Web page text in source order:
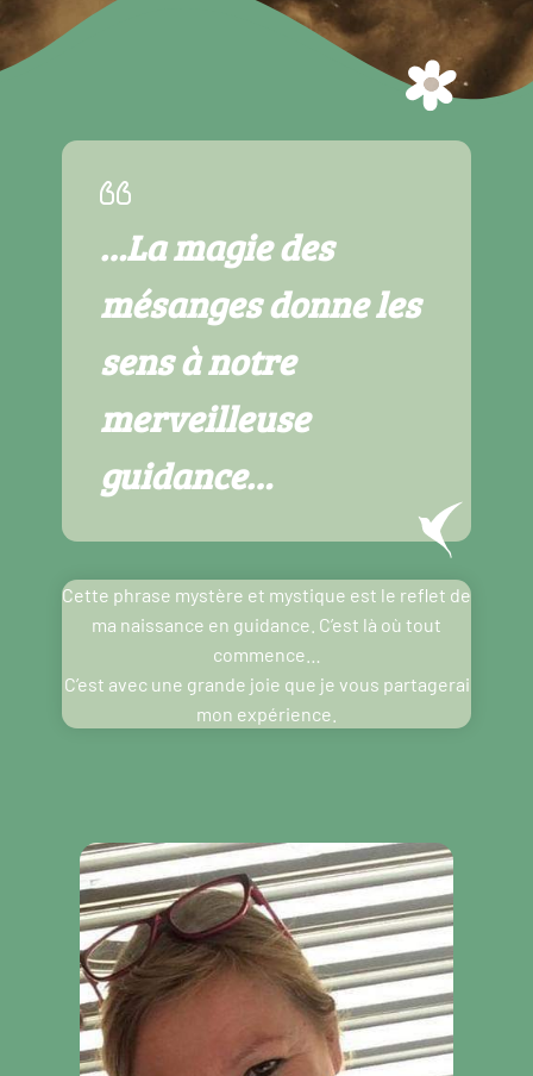
…La magie des
mésanges donne les
sens à notre
merveilleuse
guidance…
Cette phrase mystère et mystique est le reflet de
ma naissance en guidance. C’est là où tout
commence…
C’est avec une grande joie que je vous partagerai
mon expérience.